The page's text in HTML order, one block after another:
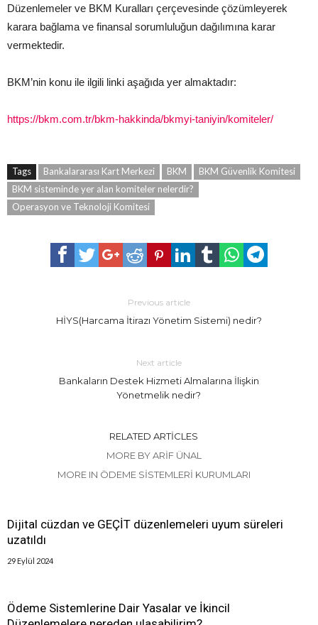
Düzenlemeler ve BKM Kuralları çerçevesinde çözümleyerek
karara bağlama ve finansal sorumluluğun dağılımına karar
vermektedir.
BKM’nin konu ile ilgili linki aşağıda yer almaktadır:
https://bkm.com.tr/bkm-hakkinda/bkmyi-taniyin/komiteler/
Tags Bankalararası Kart Merkezi BKM
BKM Güvenlik Komitesi
BKM sisteminde yer alan komiteler nelerdir?
Operasyon ve Teknoloji Komitesi
Previous article
HİYS(Harcama İtirazı Yönetim Sistemi) nedir?
Next article
Bankaların Destek Hizmeti Almalarına İlişkin
Yönetmelik nedir?
RELATED ARTICLES
MORE BY ARIF ÜNAL
MORE IN ÖDEME SISTEMLERI KURUMLARI
Dijital cüzdan ve GEÇİT düzenlemeleri uyum süreleri
uzatıldı
29 Eylül 2024
Ödeme Sistemlerine Dair Yasalar ve İkincil